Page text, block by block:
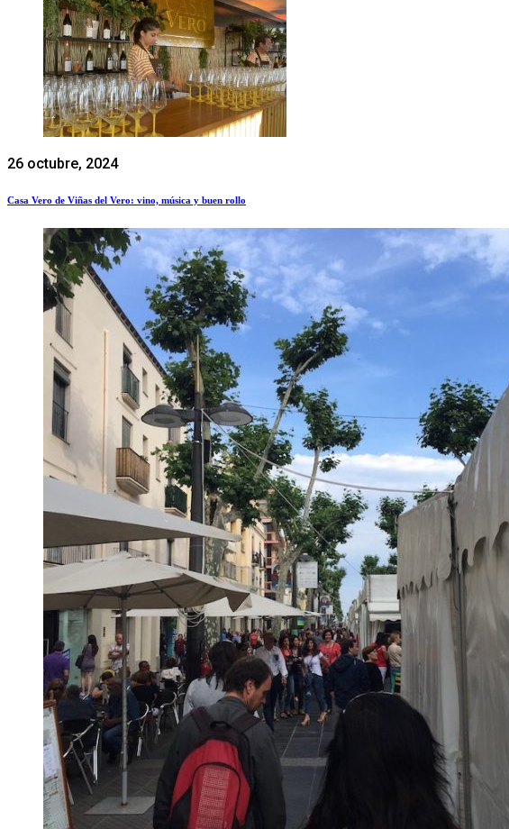
26 octubre, 2024
Casa Vero de Viñas del Vero: vino, música y buen rollo